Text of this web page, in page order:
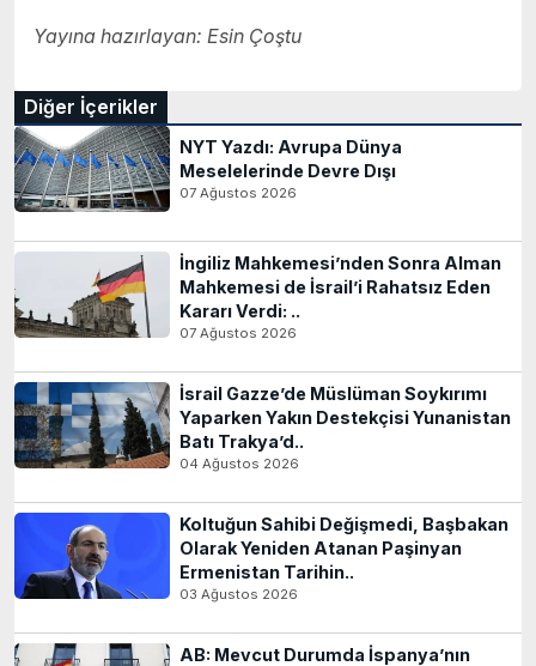
Yayına hazırlayan: Esin Çoştu
Diğer İçerikler
NYT Yazdı: Avrupa Dünya
Meselelerinde Devre Dışı
07 Ağustos 2026
İngiliz Mahkemesi’nden Sonra Alman
Mahkemesi de İsrail’i Rahatsız Eden
Kararı Verdi: ..
07 Ağustos 2026
İsrail Gazze’de Müslüman Soykırımı
Yaparken Yakın Destekçisi Yunanistan
Batı Trakya’d..
04 Ağustos 2026
Koltuğun Sahibi Değişmedi, Başbakan
Olarak Yeniden Atanan Paşinyan
Ermenistan Tarihin..
03 Ağustos 2026
AB: Mevcut Durumda İspanya’nın